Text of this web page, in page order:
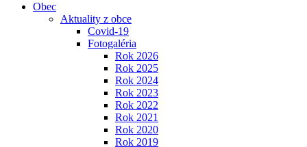
Obec
Aktuality z obce
Covid-19
Fotogaléria
Rok 2026
Rok 2025
Rok 2024
Rok 2023
Rok 2022
Rok 2021
Rok 2020
Rok 2019